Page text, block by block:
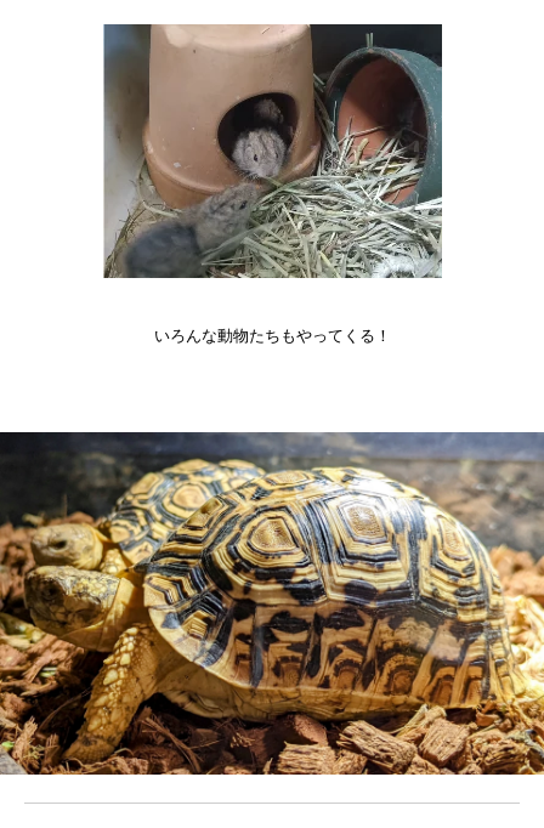
いろんな動物たちもやってくる！